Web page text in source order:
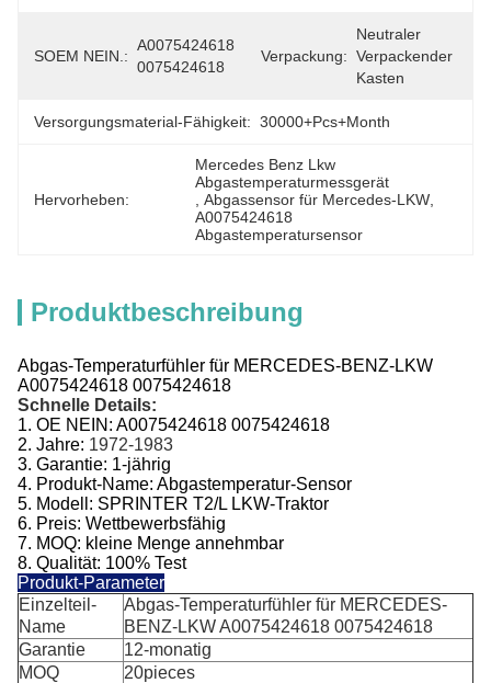
SOEM NEIN.:
A0075424618
0075424618
Verpackung:
Neutraler
Verpackender
Kasten
Versorgungsmaterial-Fähigkeit: 30000+Pcs+Month
Hervorheben:
Mercedes Benz Lkw
Abgastemperaturmessgerät
, Abgassensor für Mercedes-LKW
A0075424618
Abgastemperatursensor
Produktbeschreibung
Abgas-Temperaturfühler für MERCEDES-BENZ-LKW
A0075424618 0075424618
Schnelle Details:
1. OE NEIN: A0075424618 0075424618
2. Jahre: 1972-1983
3. Garantie: 1-jährig
4. Produkt-Name: Abgastemperatur-Sensor
5. Modell: SPRINTER T2/L LKW-Traktor
6. Preis: Wettbewerbsfähig
7. MOQ: kleine Menge annehmbar
8. Qualität: 100% Test
Produkt-Parameter
Einzelteil-
Name
Abgas-Temperaturfühler für MERCEDES-
BENZ-LKW A0075424618 0075424618
Garantie
12-monatig
MOQ
20pieces